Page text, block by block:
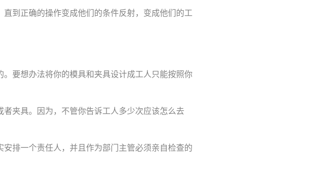
到正确的操作变成他们的条件反射，变成他们的工
要想办法将你的模具和夹具设计成工人只能按照你
夹具。因为，不管你告诉工人多少次应该怎么去
排一个责任人，并且作为部门主管必须亲自检查的